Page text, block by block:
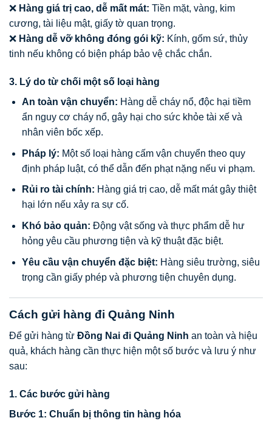
❌ Hàng giá trị cao, dễ mất mát: Tiền mặt, vàng, kim
cương, tài liệu mật, giấy tờ quan trọng.
❌ Hàng dễ vỡ không đóng gói kỹ: Kính, gốm sứ, thủy
tinh nếu không có biện pháp bảo vệ chắc chắn.
3. Lý do từ chối một số loại hàng
An toàn vận chuyển: Hàng dễ cháy nổ, độc hại tiềm
ẩn nguy cơ cháy nổ, gây hại cho sức khỏe tài xế và
nhân viên bốc xếp.
Pháp lý: Một số loại hàng cấm vận chuyển theo quy
định pháp luật, có thể dẫn đến phạt nặng nếu vi phạm.
Rủi ro tài chính: Hàng giá trị cao, dễ mất mát gây thiệt
hại lớn nếu xảy ra sự cố.
Khó bảo quản: Động vật sống và thực phẩm dễ hư
hỏng yêu cầu phương tiện và kỹ thuật đặc biệt.
Yêu cầu vận chuyển đặc biệt: Hàng siêu trường, siêu
trọng cần giấy phép và phương tiện chuyên dụng.
Cách gửi hàng đi Quảng Ninh
Để gửi hàng từ Đồng Nai đi Quảng Ninh an toàn và hiệu
quả, khách hàng cần thực hiện một số bước và lưu ý như
sau:
1. Các bước gửi hàng
Bước 1: Chuẩn bị thông tin hàng hóa